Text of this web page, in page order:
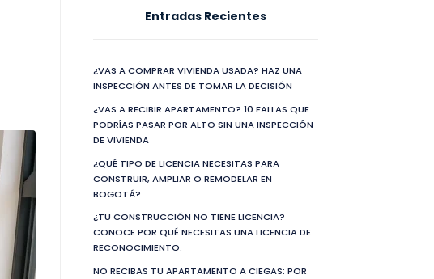
Entradas Recientes
¿VAS A COMPRAR VIVIENDA USADA? HAZ UNA
INSPECCIÓN ANTES DE TOMAR LA DECISIÓN
¿VAS A RECIBIR APARTAMENTO? 10 FALLAS QUE
PODRÍAS PASAR POR ALTO SIN UNA INSPECCIÓN
DE VIVIENDA
¿QUÉ TIPO DE LICENCIA NECESITAS PARA
CONSTRUIR, AMPLIAR O REMODELAR EN
BOGOTÁ?
¿TU CONSTRUCCIÓN NO TIENE LICENCIA?
CONOCE POR QUÉ NECESITAS UNA LICENCIA DE
RECONOCIMIENTO.
NO RECIBAS TU APARTAMENTO A CIEGAS: POR